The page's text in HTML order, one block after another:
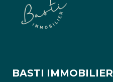
BASTI IMMOBILIER